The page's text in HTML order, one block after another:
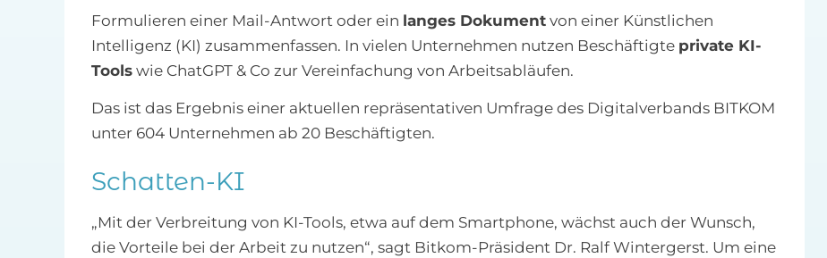
Formulieren einer Mail-Antwort oder ein langes Dokumentvon einer Künstlichen
Intelligenz (KI) zusammenfassen. In vielen Unternehmen nutzen Beschäftigte private KI-
Toolswie ChatGPT & Co zur Vereinfachung von Arbeitsabläufen.
Das ist das Ergebnis einer aktuellen repräsentativen Umfrage des Digitalverbands BITKOM
unter 604 Unternehmen ab 20 Beschäftigten.
Schatten-KI
„Mit der Verbreitung von KI-Tools, etwa auf dem Smartphone, wächst auch der Wunsch,
die Vorteile bei der Arbeit zu nutzen“, sagt Bitkom-Präsident Dr. Ralf Wintergerst. Um eine